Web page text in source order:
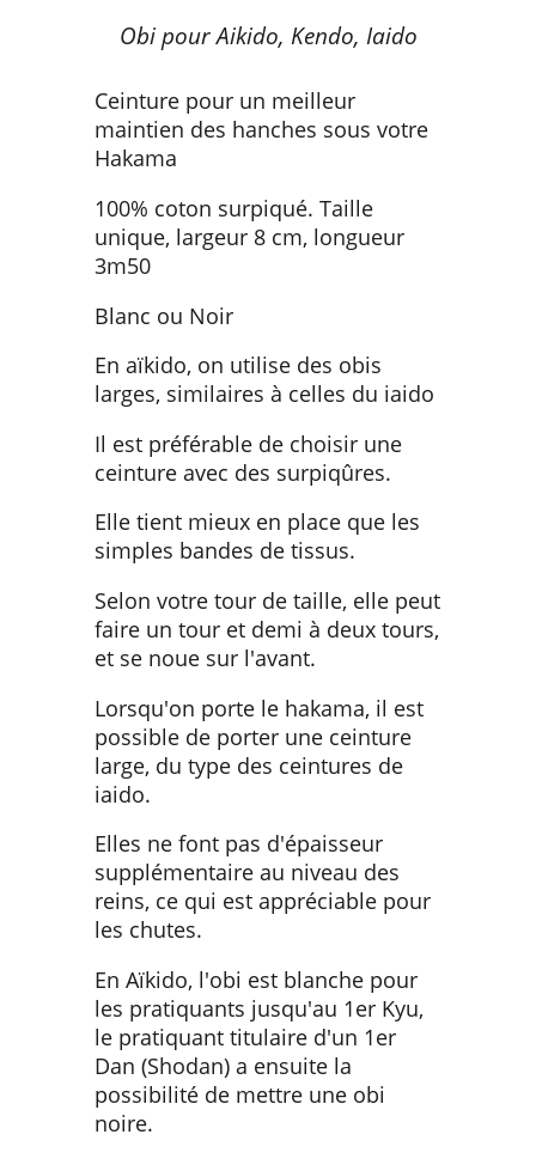
Obi pour Aikido, Kendo, Iaido
Ceinture pour un meilleur
maintien des hanches sous votre
Hakama
100% coton surpiqué. Taille
unique, largeur 8 cm, longueur
3m50
Blanc ou Noir
En aïkido, on utilise des obis
larges, similaires à celles du iaido
Il est préférable de choisir une
ceinture avec des surpiqûres.
Elle tient mieux en place que les
simples bandes de tissus.
Selon votre tour de taille, elle peut
faire un tour et demi à deux tours,
et se noue sur l′avant.
Lorsqu′on porte le hakama, il est
possible de porter une ceinture
large, du type des ceintures de
iaido.
Elles ne font pas d′épaisseur
supplémentaire au niveau des
reins, ce qui est appréciable pour
les chutes.
En Aïkido, l′obi est blanche pour
les pratiquants jusqu′au 1er Kyu,
le pratiquant titulaire d′un 1er
Dan (Shodan) a ensuite la
possibilité de mettre une obi
noire.